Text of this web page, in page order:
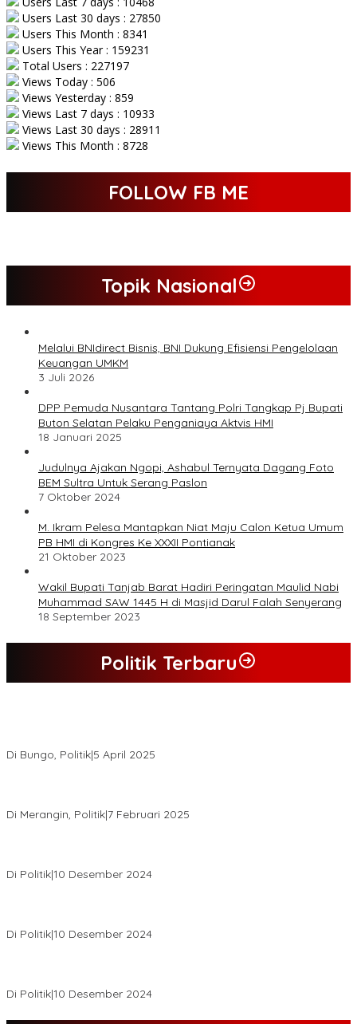
Users Last 30 days : 27850
Users This Month : 8341
Users This Year : 159231
Total Users : 227197
Views Today : 506
Views Yesterday : 859
Views Last 7 days : 10933
Views Last 30 days : 28911
Views This Month : 8728
FOLLOW FB ME
Topik Nasional
Melalui BNIdirect Bisnis, BNI Dukung Efisiensi Pengelolaan
Keuangan UMKM
3 Juli 2026
DPP Pemuda Nusantara Tantang Polri Tangkap Pj Bupati
Buton Selatan Pelaku Penganiaya Aktvis HMI
18 Januari 2025
Judulnya Ajakan Ngopi, Ashabul Ternyata Dagang Foto
BEM Sultra Untuk Serang Paslon
7 Oktober 2024
M. Ikram Pelesa Mantapkan Niat Maju Calon Ketua Umum
PB HMI di Kongres Ke XXXII Pontianak
21 Oktober 2023
Wakil Bupati Tanjab Barat Hadiri Peringatan Maulid Nabi
Muhammad SAW 1445 H di Masjid Darul Falah Senyerang
18 September 2023
Politik Terbaru
Di Bungo, Politik|5 April 2025
Di Merangin, Politik|7 Februari 2025
Di Politik|10 Desember 2024
Di Politik|10 Desember 2024
Di Politik|10 Desember 2024